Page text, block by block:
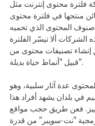
فلترة محتوى إنترنت مثل
منتجها في فلترة محتوى
المحتوى الذي تحميه
الشركات ألا تيسّر الفلترة
إنشاء تصنيفات محتوى من
قبيل "أنماط حياة بديلة".
عدة آثار سلبية، وهو
في بلدان يشهد أفراد هذا
فعن طريق حجب مواقع
"نت-سويبر" من قدرة